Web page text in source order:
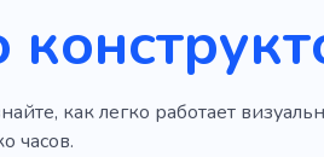
как легко работает
часов.